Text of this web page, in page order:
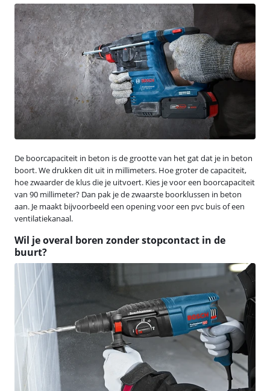
De boorcapaciteit in beton is de grootte van het gat dat je in beton
boort. We drukken dit uit in millimeters. Hoe groter de capaciteit,
hoe zwaarder de klus die je uitvoert. Kies je voor een boorcapaciteit
van 90 millimeter? Dan pak je de zwaarste boorklussen in beton
aan. Je maakt bijvoorbeeld een opening voor een pvc buis of een
ventilatiekanaal.
Wil je overal boren zonder stopcontact in de
buurt?